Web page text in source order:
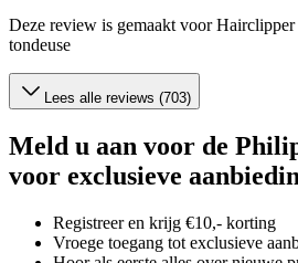
Deze review is gemaakt voor
tondeuse
Lees alle reviews (703)
Meld u aan voor de
voor exclusieve
Registreer en krijg €10,- korting
Vroege toegang tot exclusieve